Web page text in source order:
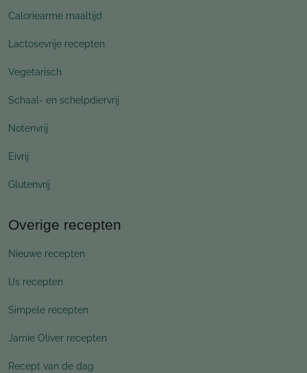
Caloriearme maaltijd
Lactosevrije recepten
Vegetarisch
Schaal- en schelpdiervrij
Notenvrij
Eivrij
Glutenvrij
Overige recepten
Nieuwe recepten
IJs recepten
Simpele recepten
Jamie Oliver recepten
Recept van de dag